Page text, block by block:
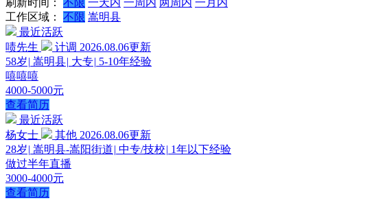
刷新时间：
不限 一天内 一周内 两周内 一月内
工作区域：
不限 嵩明县
最近活跃
啧先生
计调 2026.08.06更新
58岁| 嵩明县| 大专| 5-10年经验
嘻嘻嘻
4000-5000元
查看简历
最近活跃
杨女士
其他 2026.08.06更新
28岁| 嵩明县-嵩阳街道| 中专/技校| 1年以下经验
做过半年直播
3000-4000元
查看简历